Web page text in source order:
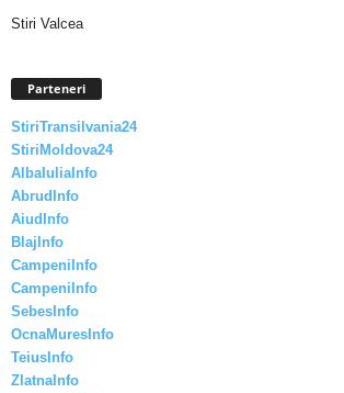
Stiri Valcea
Parteneri
StiriTransilvania24
StiriMoldova24
AlbaIuliaInfo
AbrudInfo
AiudInfo
BlajInfo
CampeniInfo
CampeniInfo
SebesInfo
OcnaMuresInfo
TeiusInfo
ZlatnaInfo